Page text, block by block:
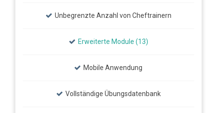
Unbegrenzte Anzahl von Cheftrainern
Erweiterte Module (13)
Mobile Anwendung
Vollständige Übungsdatenbank